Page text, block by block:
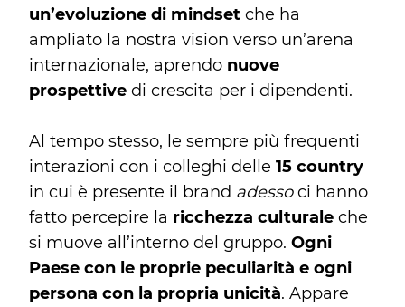
un’evoluzione di mindset che ha
ampliato la nostra vision verso un’arena
internazionale, aprendo nuove
prospettive di crescita per i dipendenti.
Al tempo stesso, le sempre più frequenti
interazioni con i colleghi delle 15 country
in cui è presente il brand adessoci hanno
fatto percepire la ricchezza culturale che
si muove all’interno del gruppo. Ogni
Paese con le proprie peculiarità e ogni
persona con la propria unicità. Appare